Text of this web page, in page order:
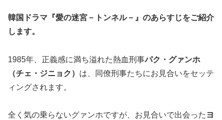
韓国ドラマ『愛の迷宮－トンネル－』のあらすじをご紹介
します。
1985年、正義感に満ち溢れた熱血刑事パク・グァンホ
（チェ・ジニョク） は、同僚刑事たちにお見合いをセッテ
ィングされます。
全く気の乗らないグァンホですが、お見合いで出会った ヨ